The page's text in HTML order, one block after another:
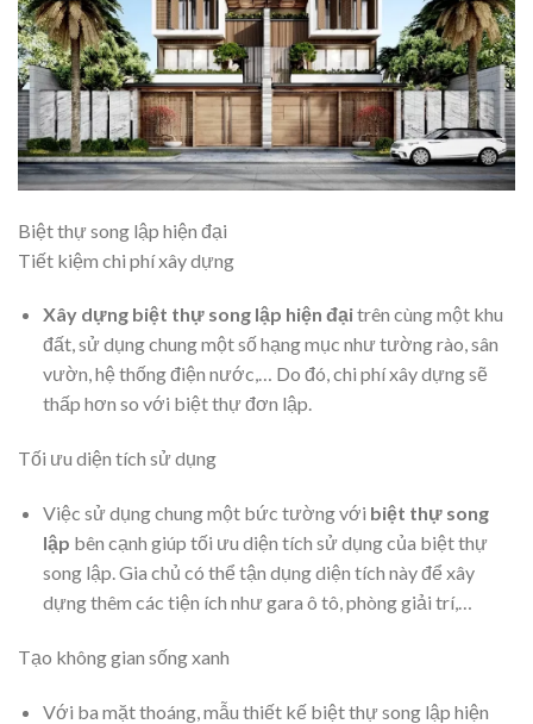
Biệt thự song lập hiện đại
Tiết kiệm chi phí xây dựng
Xây dựng biệt thự song lập hiện đạitrên cùng một khu
đất, sử dụng chung một số hạng mục như tường rào, sân
vườn, hệ thống điện nước,… Do đó, chi phí xây dựng sẽ
thấp hơn so với biệt thự đơn lập.
Tối ưu diện tích sử dụng
Việc sử dụng chung một bức tường với biệt thự song
lập bên cạnh giúp tối ưu diện tích sử dụng của biệt thự
song lập. Gia chủ có thể tận dụng diện tích này để xây
dựng thêm các tiện ích như gara ô tô, phòng giải trí,…
Tạo không gian sống xanh
Với ba mặt thoáng, mẫu thiết kế biệt thựsong lập hiện